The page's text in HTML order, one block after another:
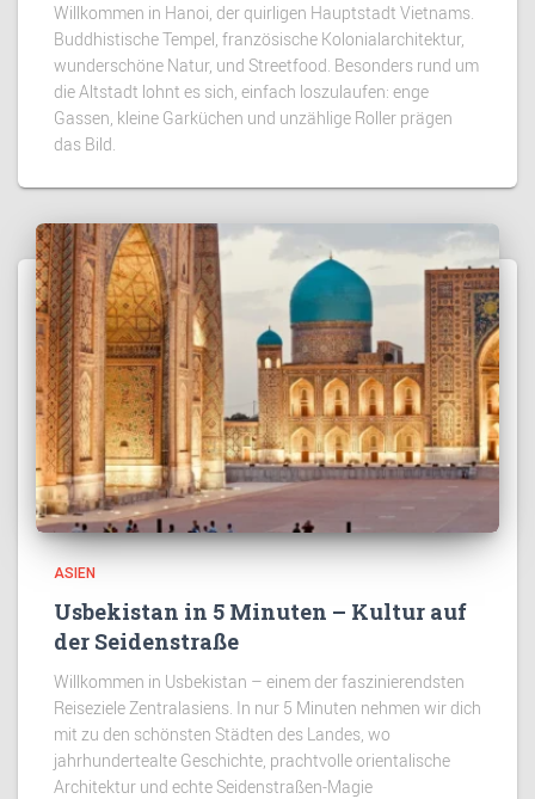
Willkommen in Hanoi, der quirligen Hauptstadt Vietnams.
Buddhistische Tempel, französische Kolonialarchitektur,
wunderschöne Natur, und Streetfood. Besonders rund um
die Altstadt lohnt es sich, einfach loszulaufen: enge
Gassen, kleine Garküchen und unzählige Roller prägen
das Bild.
ASIEN
Usbekistan in 5 Minuten – Kultur auf
der Seidenstraße
Willkommen in Usbekistan – einem der faszinierendsten
Reiseziele Zentralasiens. In nur 5 Minuten nehmen wir dich
mit zu den schönsten Städten des Landes, wo
jahrhundertealte Geschichte, prachtvolle orientalische
Architektur und echte Seidenstraßen-Magie